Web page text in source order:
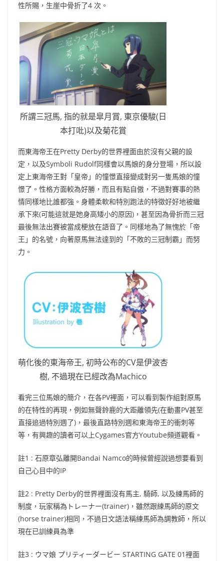
性所賜 ， 生崖中骨折了4 次 。
所謂三冠馬, 指的就是皐月賞, 東京優駿(日
本打吡)以及菊花賞
而東海帝王在Pretty Derby的世界裡面由於沒有父親的設
定 ， 以及Symboli Rudolf同樣會以馬娘的身分登場 ， 所以設
定上東海帝王對「皇帝」的憧憬直接變成對另一隻馬娘的憧
憬了 。 性格方面較為好勝 ， 而且有點自傲 ， 不過對賽事的熱
情同樣地比誰都強 。 身體柔軟和特別跑法的特徵好好地被繼
承下來(可能這就是她身高矮小的原因) ， 甚至因為骨折而三冠
最後無法出賽被當成梗放在語音了 。 同樣地為了無愧於「帝
王」的名號 ， 向著原馬無法達到的「不敗的三冠制霸」而努
力 。
萌化後的東海帝王, 初時公布的CV是伊波杏
樹, 不過現在已經改為Machico
看完三位馬娘的簡介 ， 在各PV裡面 ， 可以看到製作組對原馬
的在特性的再現 ， 例如無聲鈴鹿的大距離領先(在動畫PV甚至
直接追過特別週了) ， 最後直路特別週和東海帝王的衝刺等
等 ， 有興趣的讀者可以上Cygames官方Youtube頻道觀看 。
註1 : 石原章弘離開Bandai Namco的時候曾經說過想要看到
自己心目中的IP
註2 : Pretty Derby的世界裡面沒有馬主, 騎師, 以及練馬師的
制度 ， 玩家稱為トレーナー(trainer) ， 雖然跟練馬師的原文
(horse trainer)相同 ， 不過日文語法稱練馬師為調教師 ， 所以
現在已訓練員為準
註3 : ウマ娘 プリティーダービー STARTING GATE 01裡面